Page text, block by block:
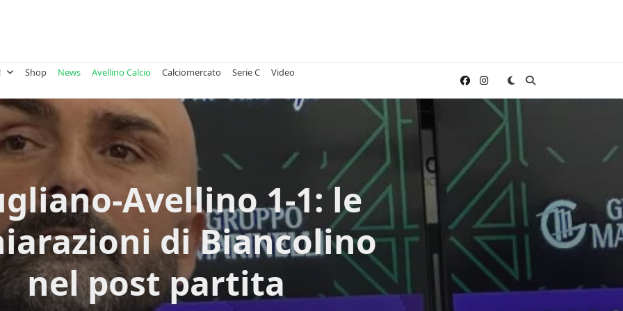
Shop News Avellino Calcio Calciomercato Serie C
Video
Avellino 1-1: le
di Biancolino
nel post partita